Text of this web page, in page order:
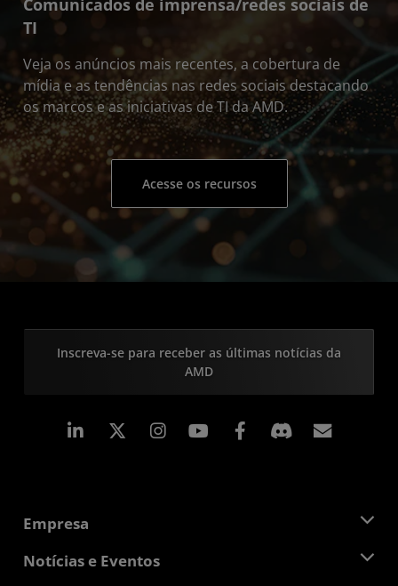
TI
Veja os anúncios mais recentes, a cobertura de
mídia e as tendências nas redes sociais destacando
os marcos e as iniciativas de TI da AMD.
Acesse os recursos
Inscreva-se para receber as últimas notícias da
AMD
Linkedin Instagram Facebook
Empresa
Sobre a AMD
Notícias e Eventos